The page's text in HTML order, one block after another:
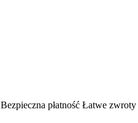
Bezpieczna płatność Łatwe zwroty